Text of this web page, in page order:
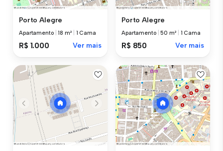
Porto Alegre
Apartamento |18 m² 1 Cama
R$ 1.000 Ver mais
Porto Alegre
Apartamento |50 m² 1 Cama
R$ 850 Ver mais